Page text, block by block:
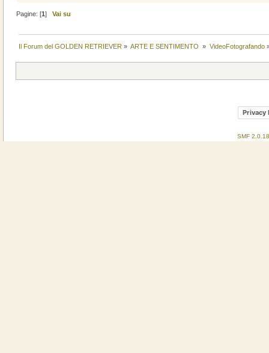
Pagine: [1]Vai su
Il Forum del GOLDEN RETRIEVER » ARTE E SENTIMENTO » VideoFotografando
Privacy
SMF 2.0.18